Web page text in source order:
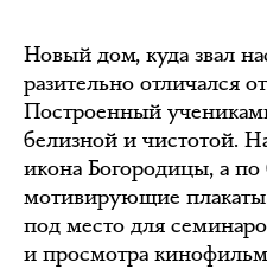
Новый дом, куда звал
разительно отличался
Построенный
белизной и чистотой.
икона Богородицы, а
мотивирующие
под место для
и просмотра